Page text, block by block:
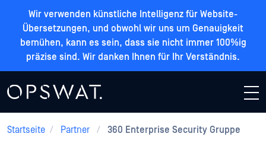
Wir verwenden künstliche Intelligenz für Website-
Übersetzungen, und obwohl wir uns um Genauigkeit
bemühen, kann es sein, dass sie nicht immer 100%ig
präzise sind. Wir danken Ihnen für Ihr Verständnis.
Startseite / Partner / 360 Enterprise Security Gruppe